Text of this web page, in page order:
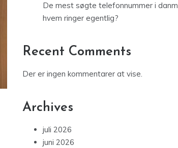
De mest søgte telefonnummer i
hvem ringer egentlig?
Recent Comments
Der er ingen kommentarer at vise.
Archives
juli 2026
juni 2026